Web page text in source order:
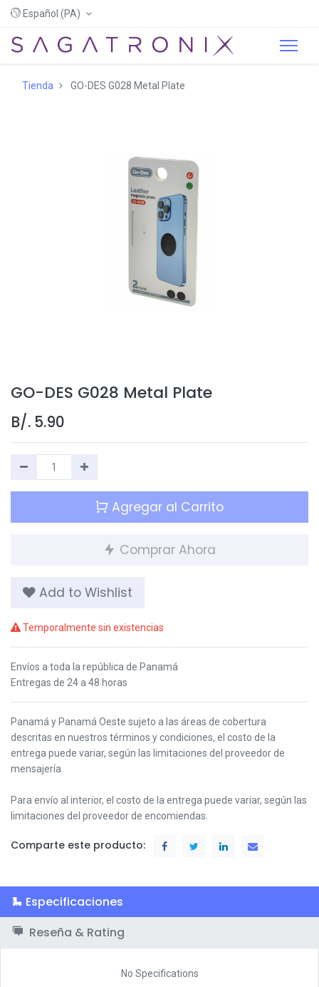
Español (PA)
Tienda GO-DES G028 Metal Plate
GO-DES G028 Metal Plate
B/. 5.90
Agregar al Carrito
Comprar Ahora
Add to Wishlist
Temporalmente sin existencias
Envíos a toda la república de Panamá
Entregas de 24 a 48 horas
Panamá y Panamá Oeste sujeto a las áreas de cobertura
descritas en nuestros términos y condiciones, el costo de la
entrega puede variar, según las limitaciones del proveedor de
mensajería.
Para envío al interior, el costo de la entrega puede variar, según las
limitaciones del proveedor de encomiendas.
Comparte este producto:
Especificaciones
Reseña & Rating
No Specifications